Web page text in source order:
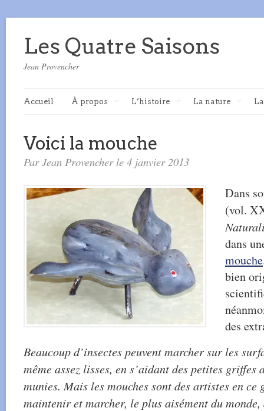
Les Quatre Saisons
Jean Provencher
Accueil À propos L’histoire La nature
Voici la mouche
Par Jean Provencher le 4 janvier 2013
Dans
(vol.
dans
mouche
bien
des
Beaucoup d’insectes peuvent marcher sur les
même assez lisses, en s’aidant des petites griffes
munies. Mais les mouches sont des artistes en ce
maintenir et marcher, le plus aisément du